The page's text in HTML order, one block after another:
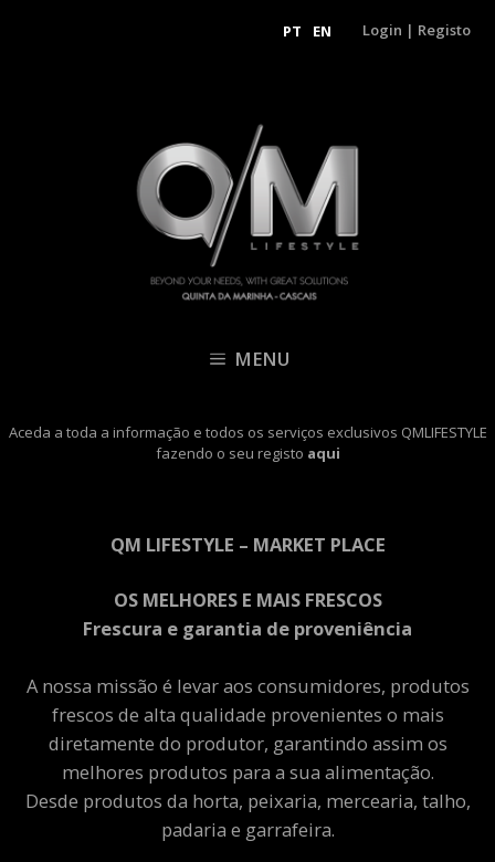
PT EN Login | Registo
MENU
Aceda a toda a informação e todos os serviços exclusivos QMLIFESTYLE
fazendo o seu registo aqui
QM LIFESTYLE – MARKET PLACE
OS MELHORES E MAIS FRESCOS
Frescura e garantia de proveniência
A nossa missão é levar aos consumidores, produtos
frescos de alta qualidade provenientes o mais
diretamente do produtor, garantindo assim os
melhores produtos para a sua alimentação.
Desde produtos da horta, peixaria, mercearia, talho,
padaria e garrafeira.